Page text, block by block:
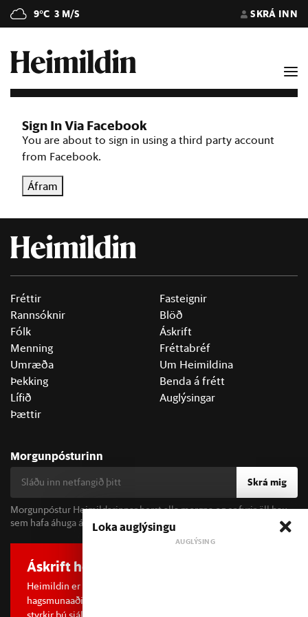
9°C 3 M/S SKRÁ INN
Sign In Via Facebook
You are about to sign in using a third party account
from Facebook.
Áfram
Fréttir
Rannsóknir
Fólk
Menning
Umræða
Þekking
Lífið
Þættir
Fasteignir
Blöð
Áskrift
Fréttabréf
Um Heimildina
Benda á frétt
Auglýsingar
Morgunpósturinn
Skrá mig
Morgunpóstur Heimildarinnar berst alla morgna og er fyrir öll þau
sem hafa áhuga á fréttum og þjóðfélagsumræðu.
Áskrift hefur áhrif
Heimildin er í dreifðu eignarhaldi og óháð
hagsmunaaðilum. Með því að kaupa áskrift að Heimildinni
Loka auglýsingu